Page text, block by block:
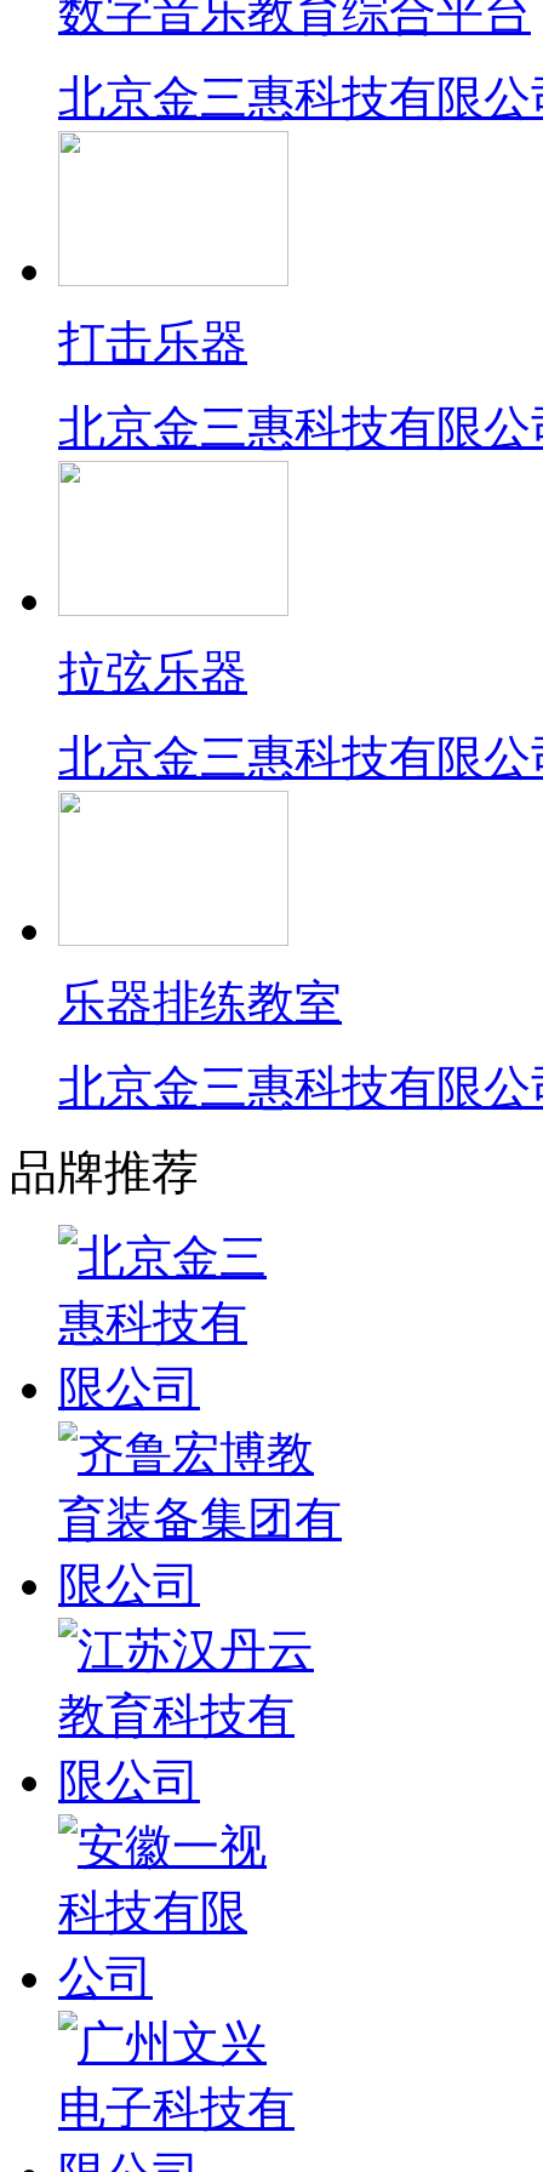
数字音乐教育综合平台
北京金三惠科技有限公
打击乐器
北京金三惠科技有限公
拉弦乐器
北京金三惠科技有限公
乐器排练教室
北京金三惠科技有限公
品牌推荐